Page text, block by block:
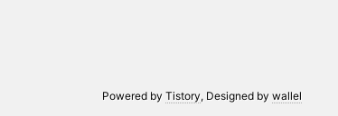
Powered byTistory, Designed bywallel